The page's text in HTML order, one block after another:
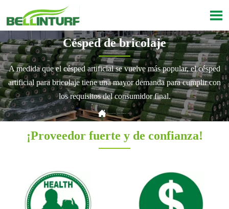

Césped de bricolaje
A medida que el césped artificial se vuelve más popular, el césped
artificial para bricolaje tiene una mayor demanda para cumplir con
los requisitos del consumidor final.

¡Proveedor fuerte y de confianza!